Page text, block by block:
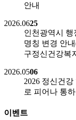
안내
2026.0625
인천광역시
명칭 변경 안
구정신건강복
2026.0506
2026 정신건
로 피어나 통
이벤트